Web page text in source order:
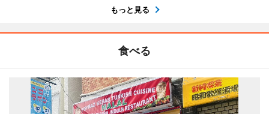
もっと見る
食べる